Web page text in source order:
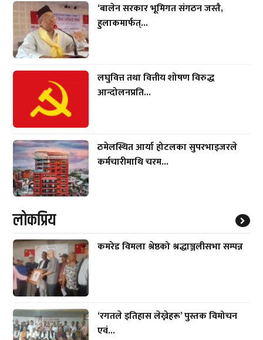
‘बालेन सरकार भूमिगत संगठन जस्तै,
हुलाकमार्फत्...
लघुवित्त तथा वित्तीय शोषण विरुद्ध
आन्दोलनप्रति...
ठमेलस्थित आर्या होटलका सुपरभाइजरले
कर्मचारीमाथि चरम...
लाेकप्रिय
कमरेड विमला श्रेष्ठको श्रद्धाञ्जलीसभा सम्पन्न
‘रगतले इतिहास लेख्नेहरू’ पुस्तक विमोचन
एवं...